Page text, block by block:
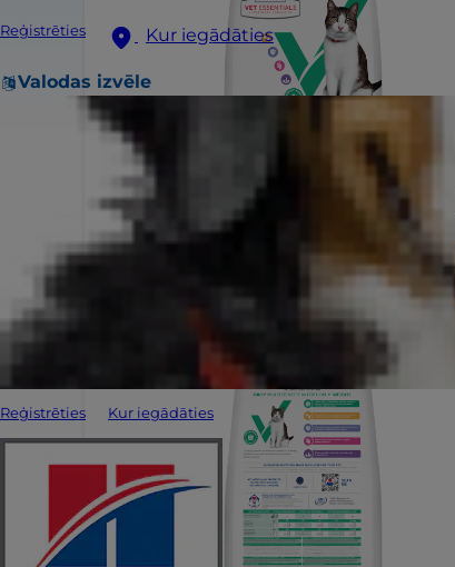
Reģistrēties Kur iegādāties
Valodas izvēle
Reģistrēties Kur iegādāties